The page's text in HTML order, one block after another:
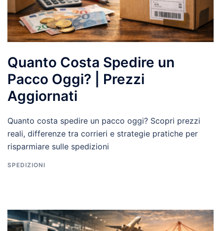
Quanto Costa Spedire un
Pacco Oggi? | Prezzi
Aggiornati
Quanto costa spedire un pacco oggi? Scopri prezzi
reali, differenze tra corrieri e strategie pratiche per
risparmiare sulle spedizioni
SPEDIZIONI